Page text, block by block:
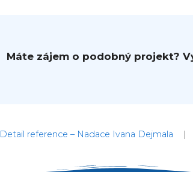
Máte zájem o podobný projekt?
Detail reference – Nadace Ivana Dejmala |